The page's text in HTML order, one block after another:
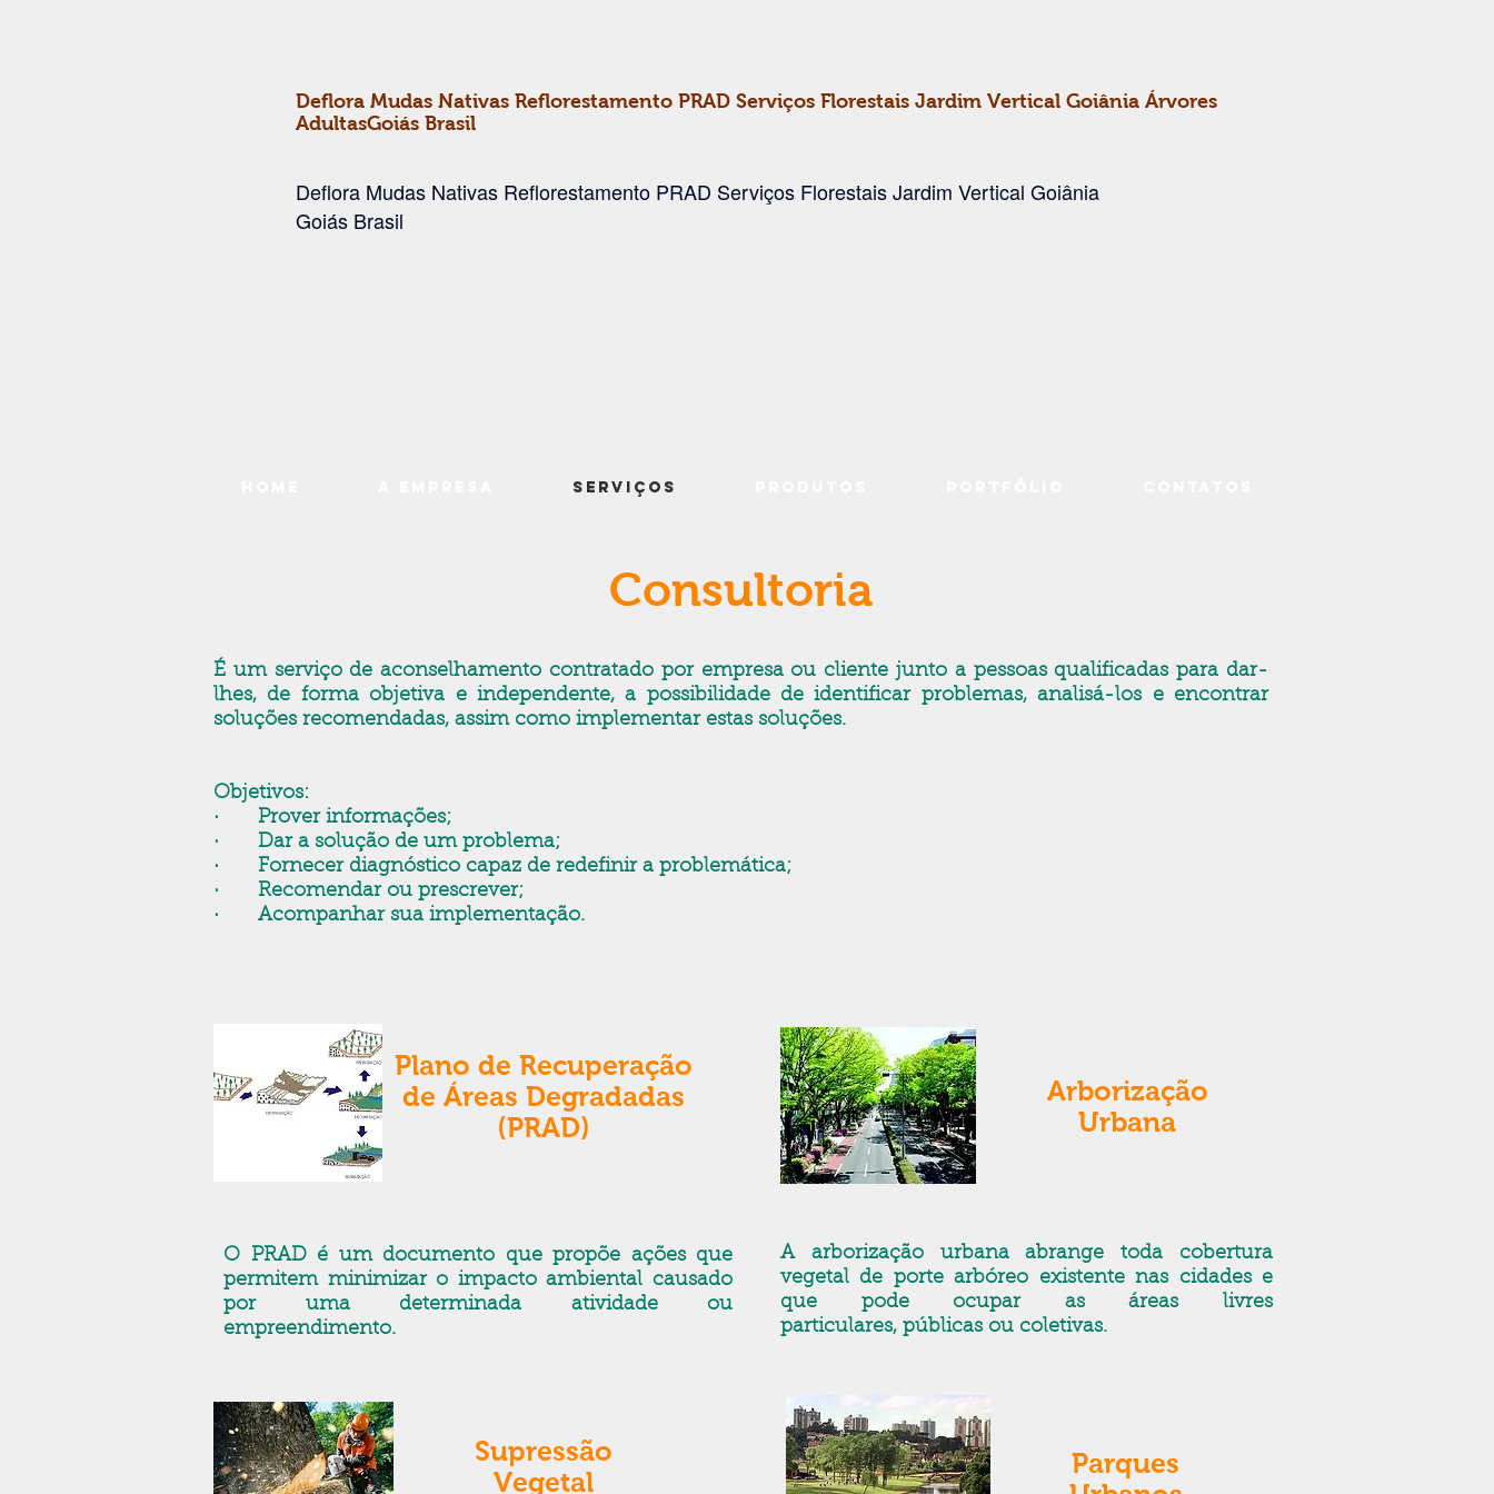
Deflora Mudas Nativas Reflorestamento PRAD Serviços Florestais Jardim Vertical Goiânia Árvores
AdultasGoiás Brasil
Deflora Mudas Nativas Reflorestamento PRAD Serviços Florestais Jardim Vertical Goiânia
Goiás Brasil
Serviços
Consultoria
É um serviço de aconselhamento contratado por empresa ou cliente junto a pessoas qualificadas para dar-
lhes, de forma objetiva e independente, a possibilidade de identificar problemas, analisá-los e encontrar
soluções recomendadas, assim como implementar estas soluções.
Objetivos:
· Prover informações;
· Dar a solução de um problema;
· Fornecer diagnóstico capaz de redefinir a problemática;
· Recomendar ou prescrever;
· Acompanhar sua implementação.
Plano de Recuperação
de Áreas Degradadas
(PRAD)
Arborização
Urbana
O PRAD é um documento que propõe ações que
permitem minimizar o impacto ambiental causado
por uma determinada atividade ou
empreendimento.
A arborização urbana abrange toda cobertura
vegetal de porte arbóreo existente nas cidades e
que pode ocupar as áreas livres
particulares, públicas ou coletivas.
Supressão
Vegetal
Parques